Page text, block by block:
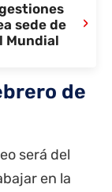
sede de
Mundial
›
de
será del
en la